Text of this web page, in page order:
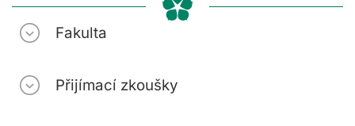
Fakulta
Přijímací zkoušky